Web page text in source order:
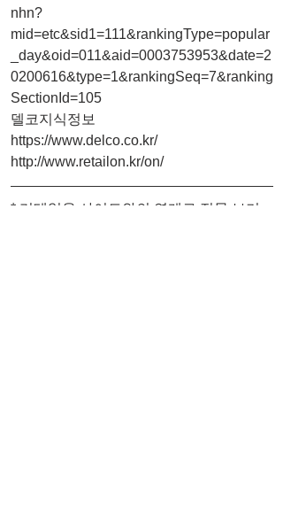
nhn?
mid=etc&sid1=111&rankingType=popular
_day&oid=011&aid=0003753953&date=2
0200616&type=1&rankingSeq=7&ranking
SectionId=105
델코지식정보
https://www.delco.co.kr/
http://www.retailon.kr/on/
* 리테일온 사이트와의 연계로 전문 보기